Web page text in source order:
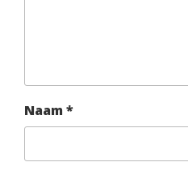
Naam *